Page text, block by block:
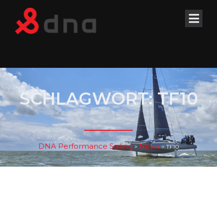
SCHLAGWORT:TF10
DNA Performance Sailing > News>TF10